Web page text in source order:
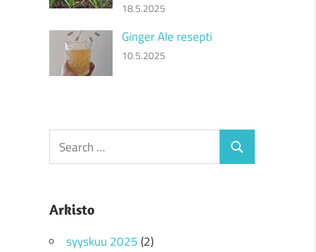
18.5.2025
Ginger Ale resepti
10.5.2025
Search
for:
Search
Arkisto
syyskuu 2025(2)